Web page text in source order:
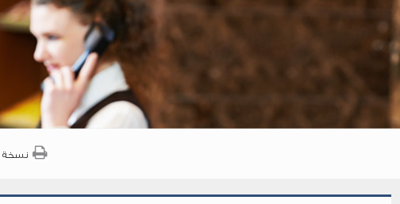
نسخة